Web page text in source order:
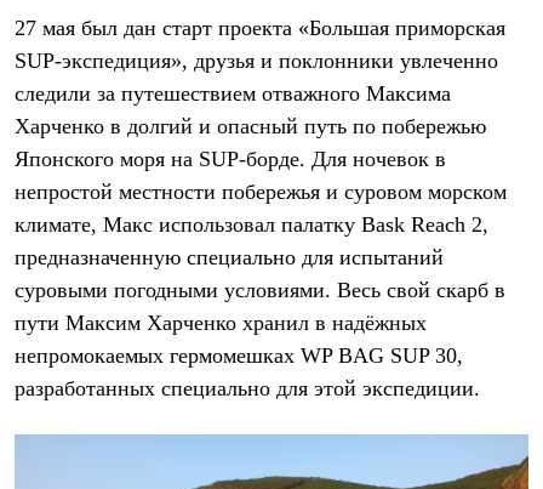
Снаряжение
Палатки и тенты
Тенты
Аксессуары для палаток
Рюкзаки
Экспедиционные
Легкоходные
Альпинистские
Городские
Аксессуары для рюкзаков
Спальные мешки
Пуховые
Комбинированные
С синтетическим утеплителем
Аксессуары для спальников
Сумки и баулы
27 мая был дан старт проекта «Большая приморская
SUP-экспедиция», друзья и поклонники увлеченно
следили за путешествием отважного Максима
Харченко в долгий и опасный путь по побережью
Японского моря на SUP-борде. Для ночевок в
непростой местности побережья и суровом морском
климате, Макс использовал палатку Bask Reach 2,
предназначенную специально для испытаний
суровыми погодными условиями. Весь свой скарб в
пути Максим Харченко хранил в надёжных
непромокаемых гермомешках WP BAG SUP 30,
разработанных специально для этой экспедиции.